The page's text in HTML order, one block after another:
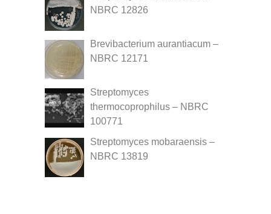
NBRC 12826
Brevibacterium aurantiacum –
NBRC 12171
Streptomyces
thermocoprophilus – NBRC
100771
Streptomyces mobaraensis –
NBRC 13819